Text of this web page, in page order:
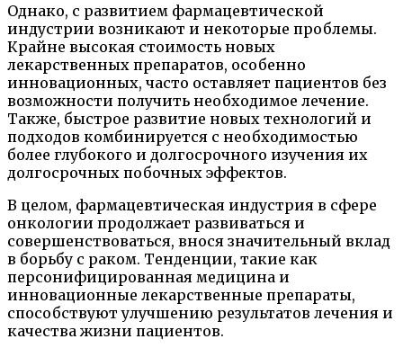
Однако, с развитием фармацевтической
индустрии возникают и некоторые проблемы.
Крайне высокая стоимость новых
лекарственных препаратов, особенно
инновационных, часто оставляет пациентов без
возможности получить необходимое лечение.
Также, быстрое развитие новых технологий и
подходов комбинируется с необходимостью
более глубокого и долгосрочного изучения их
долгосрочных побочных эффектов.
В целом, фармацевтическая индустрия в сфере
онкологии продолжает развиваться и
совершенствоваться, внося значительный вклад
в борьбу с раком. Тенденции, такие как
персонифицированная медицина и
инновационные лекарственные препараты,
способствуют улучшению результатов лечения и
качества жизни пациентов.